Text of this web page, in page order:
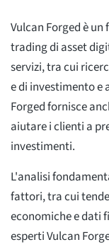
Vulcan Forged è
trading di asset
servizi, tra cui
e di investimento e
Forged fornisce
aiutare i clienti a
investimenti.
L'analisi
fattori, tra cui
economiche e dati
esperti Vulcan